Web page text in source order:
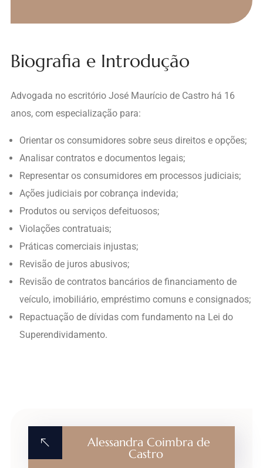
Biografia e Introdução
Advogada no escritório José Maurício de Castro há 16
anos, com especialização para:
Orientar os consumidores sobre seus direitos e opções;
Analisar contratos e documentos legais;
Representar os consumidores em processos judiciais;
Ações judiciais por cobrança indevida;
Produtos ou serviços defeituosos;
Violações contratuais;
Práticas comerciais injustas;
Revisão de juros abusivos;
Revisão de contratos bancários de financiamento de
veículo, imobiliário, empréstimo comuns e consignados;
Repactuação de dívidas com fundamento na Lei do
Superendividamento.
Alessandra Coimbra de
Castro